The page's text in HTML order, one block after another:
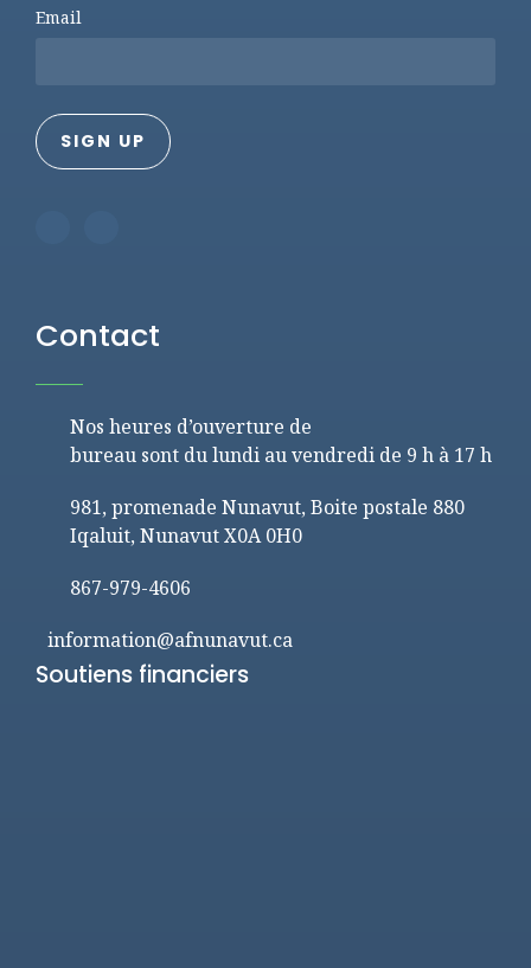
Email
Contact
Nos heures d’ouverture de
bureau sont du lundi au vendredi de 9 h à 17 h
981, promenade Nunavut, Boite postale 880
Iqaluit, Nunavut X0A 0H0
867-979-4606
information@afnunavut.ca
Soutiens financiers